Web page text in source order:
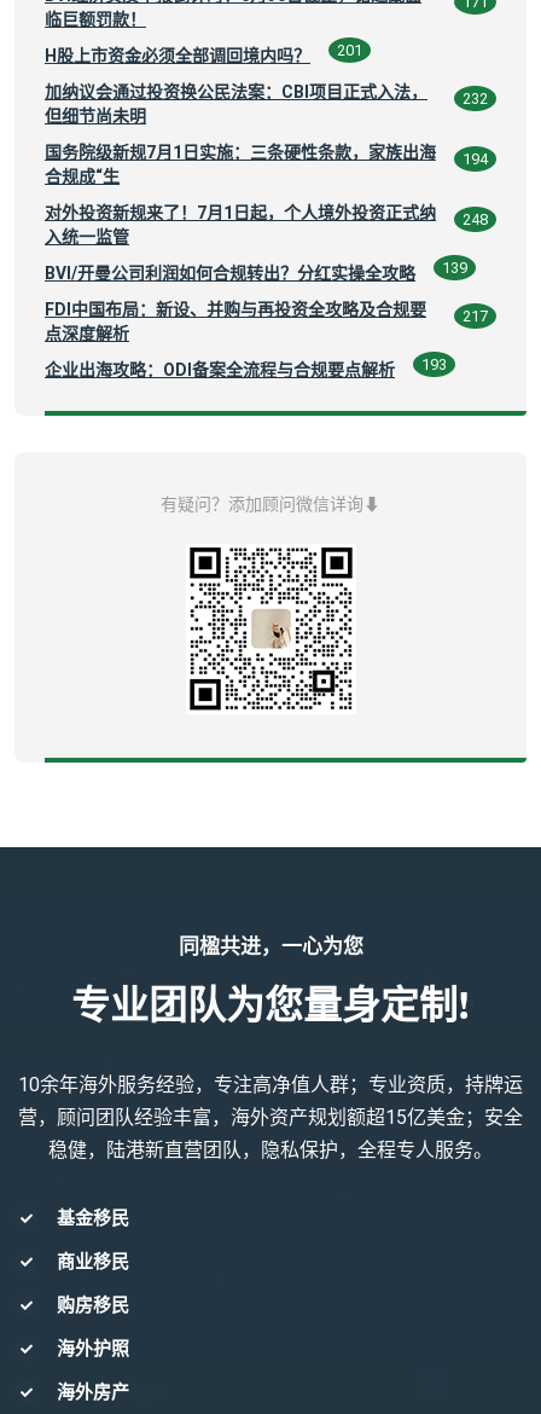
临巨额罚款！
H股上市资金必须全部调回境内吗？ 201
加纳议会通过投资换公民法案：CBI项目正式入法，
但细节尚未明
232
国务院级新规7月1日实施：三条硬性条款，家族出海
合规成“生
194
对外投资新规来了！7月1日起，个人境外投资正式纳
入统一监管
248
BVI/开曼公司利润如何合规转出？分红实操全攻略 139
FDI中国布局：新设、并购与再投资全攻略及合规要
点深度解析
217
企业出海攻略：ODI备案全流程与合规要点解析 193
有疑问？添加顾问微信详询⬇
同楹共进，一心为您
专业团队为您量身定制!
10余年海外服务经验，专注高净值人群；专业资质，持牌运
营，顾问团队经验丰富，海外资产规划额超15亿美金；安全
稳健，陆港新直营团队，隐私保护，全程专人服务。
基金移民
商业移民
购房移民
海外护照
海外房产